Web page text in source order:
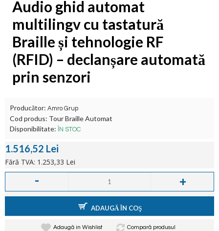
Audio ghid automat
multilingv cu tastatură
Braille și tehnologie RF
(RFID) – declanșare automată
prin senzori
Producător: Amro Grup
Cod produs: Tour Braille Automat
Disponibilitate:
ÎN STOC
1.516,52 Lei
Fără TVA: 1.253,33 Lei
- +
ADAUGĂ ÎN COŞ
Adaugă in Wishlist Compară produsul